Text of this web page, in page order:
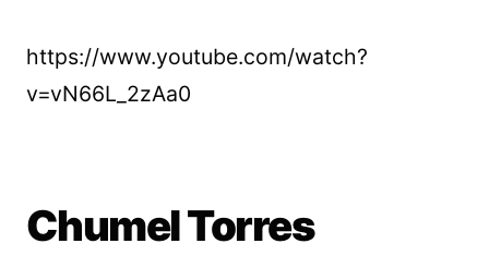
https://www.youtube.com/watch?
v=vN66L_2zAa0
Chumel Torres